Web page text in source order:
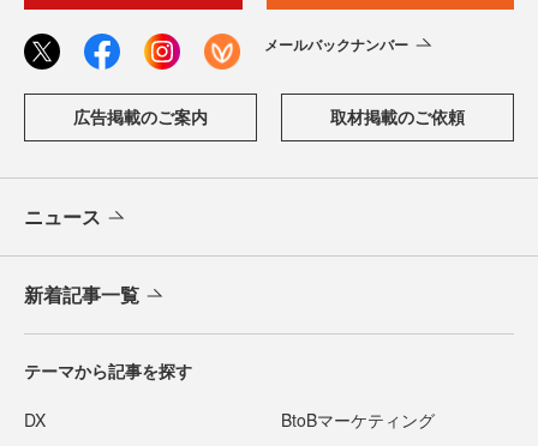
メールバックナンバー
広告掲載のご案内 取材掲載のご依頼
ニュース
新着記事一覧
テーマから記事を探す
DX BtoBマーケティング